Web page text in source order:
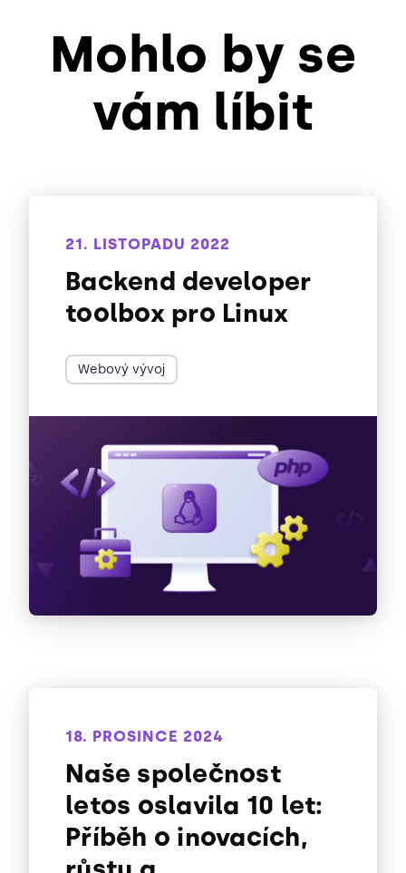
Mohlo by se
vám líbit
21. LISTOPADU 2022
Backend developer
toolbox pro Linux
Webový vývoj
18. PROSINCE 2024
Naše společnost
letos oslavila 10 let:
Příběh o inovacích,